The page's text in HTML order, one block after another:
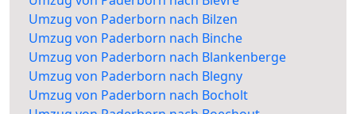
Umzug von Paderborn nach Bilzen
Umzug von Paderborn nach Binche
Umzug von Paderborn nach Blankenberge
Umzug von Paderborn nach Blegny
Umzug von Paderborn nach Bocholt